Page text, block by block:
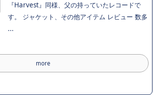
『Harvest』同様、父の持っていたレコードで
す。 ジャケット、その他アイテム レビュー 数多
...
more